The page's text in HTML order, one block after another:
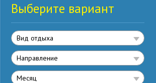
Выберите вариант
Вид отдыха
Направлениe
Месяц